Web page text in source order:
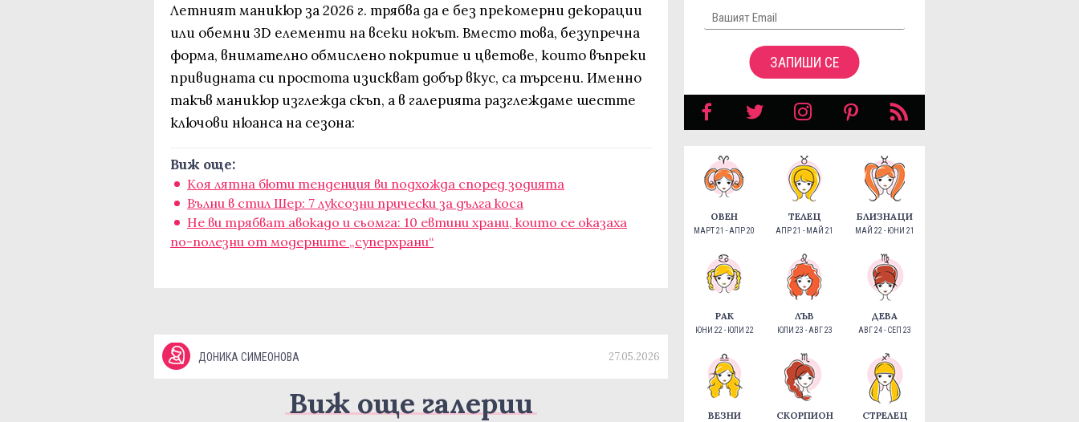
Летният маникюр за 2026 г. трябва да е без прекомерни декорации
или обемни 3D елементи на всеки нокът. Вместо това, безупречна
форма, внимателно обмислено покритие и цветове, които въпреки
привидната си простота изискват добър вкус, са търсени. Именно
такъв маникюр изглежда скъп, а в галерията разглеждаме шестте
ключови нюанса на сезона:
Виж още:
Коя лятна бюти тенденция ви подхожда според зодията
Вълни в стил Шер: 7 луксозни прически за дълга коса
Не ви трябват авокадо и сьомга: 10 евтини храни, които се оказаха
по-полезни от модерните „суперхрани“
ДОНИКА СИМЕОНОВА 27.05.2026
Виж още галерии
ЗАПИШИ СЕ
ОВЕН
МАРТ 21 - АПР 20
ТЕЛЕЦ
АПР 21 - МАЙ 21
БЛИЗНАЦИ
МАЙ 22 - ЮНИ 21
РАК
ЮНИ 22 - ЮЛИ 22
ЛЪВ
ЮЛИ 23 - АВГ 23
ДЕВА
АВГ 24 - СЕП 23
ВЕЗНИ СКОРПИОН СТРЕЛЕЦ